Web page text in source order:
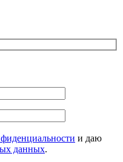
и даю
данных.